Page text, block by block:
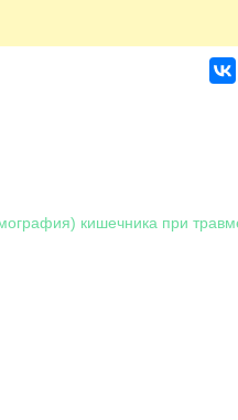
кишечника при